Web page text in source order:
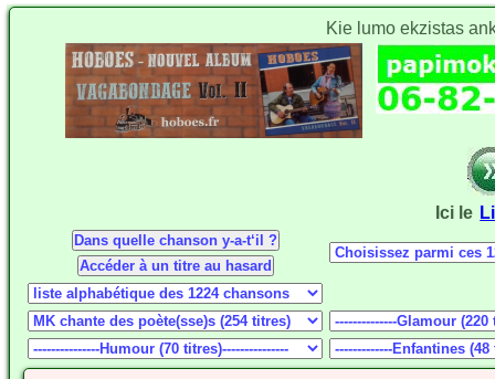
Kie lumo ekzistas
Ici le